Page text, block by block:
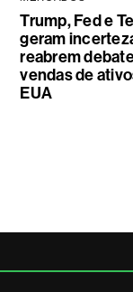
Trump, Fed e
geram
reabrem
vendas de
EUA